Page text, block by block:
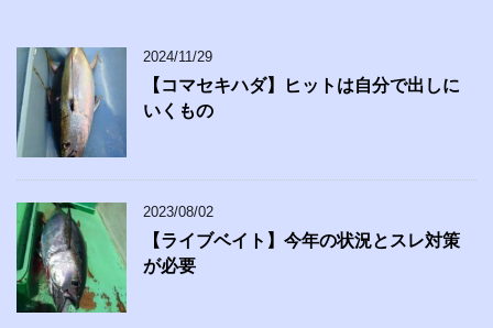
2024/11/29
【コマセキハダ】ヒットは自分で出しに
いくもの
2023/08/02
【ライブベイト】今年の状況とスレ対策
が必要